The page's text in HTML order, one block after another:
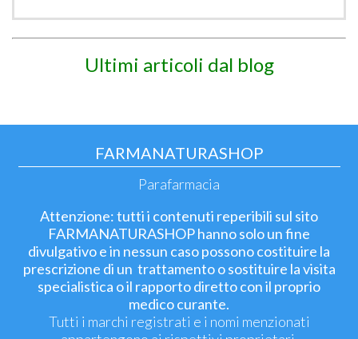
Ultimi articoli dal blog
FARMANATURASHOP
Parafarmacia
Attenzione: tutti i contenuti reperibili sul sito
FARMANATURASHOP hanno solo un fine
divulgativo e in nessun caso possono costituire la
prescrizione di un trattamento o sostituire la visita
specialistica o il rapporto diretto con il proprio
medico curante.
Tutti i marchi registrati e i nomi menzionati